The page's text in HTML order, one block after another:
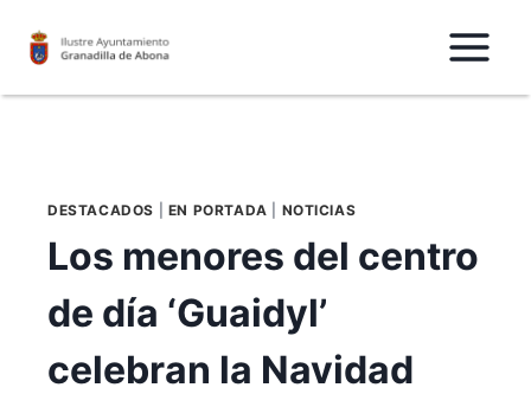
DESTACADOS EN PORTADA NOTICIAS
Los menores del centro
de día ‘Guaidyl’
celebran la Navidad